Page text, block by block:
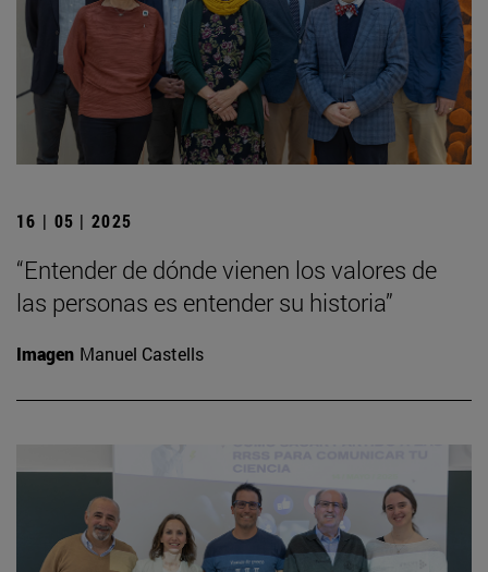
16 | 05 | 2025
“Entender de dónde vienen los valores de
las personas es entender su historia”
Imagen Manuel Castells